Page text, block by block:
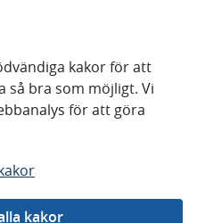
kakor för att
så bra som möjligt. Vi
för att göra